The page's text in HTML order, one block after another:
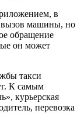
в
вызов машины, но
обращение
он может
такси
К самым
курьерская
перевозка